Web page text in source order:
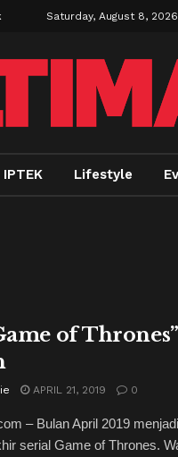
Saturday, August 8, 2026
IPTEK Lifestyle
of
APRIL 21, 2019 0
– Bulan April 2019
serial Game of Thrones.